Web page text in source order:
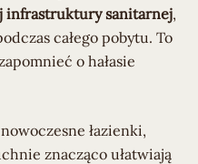
infrastruktury sanitarnej,
całego pobytu. To
o hałasie
łazienki,
znacząco ułatwiają